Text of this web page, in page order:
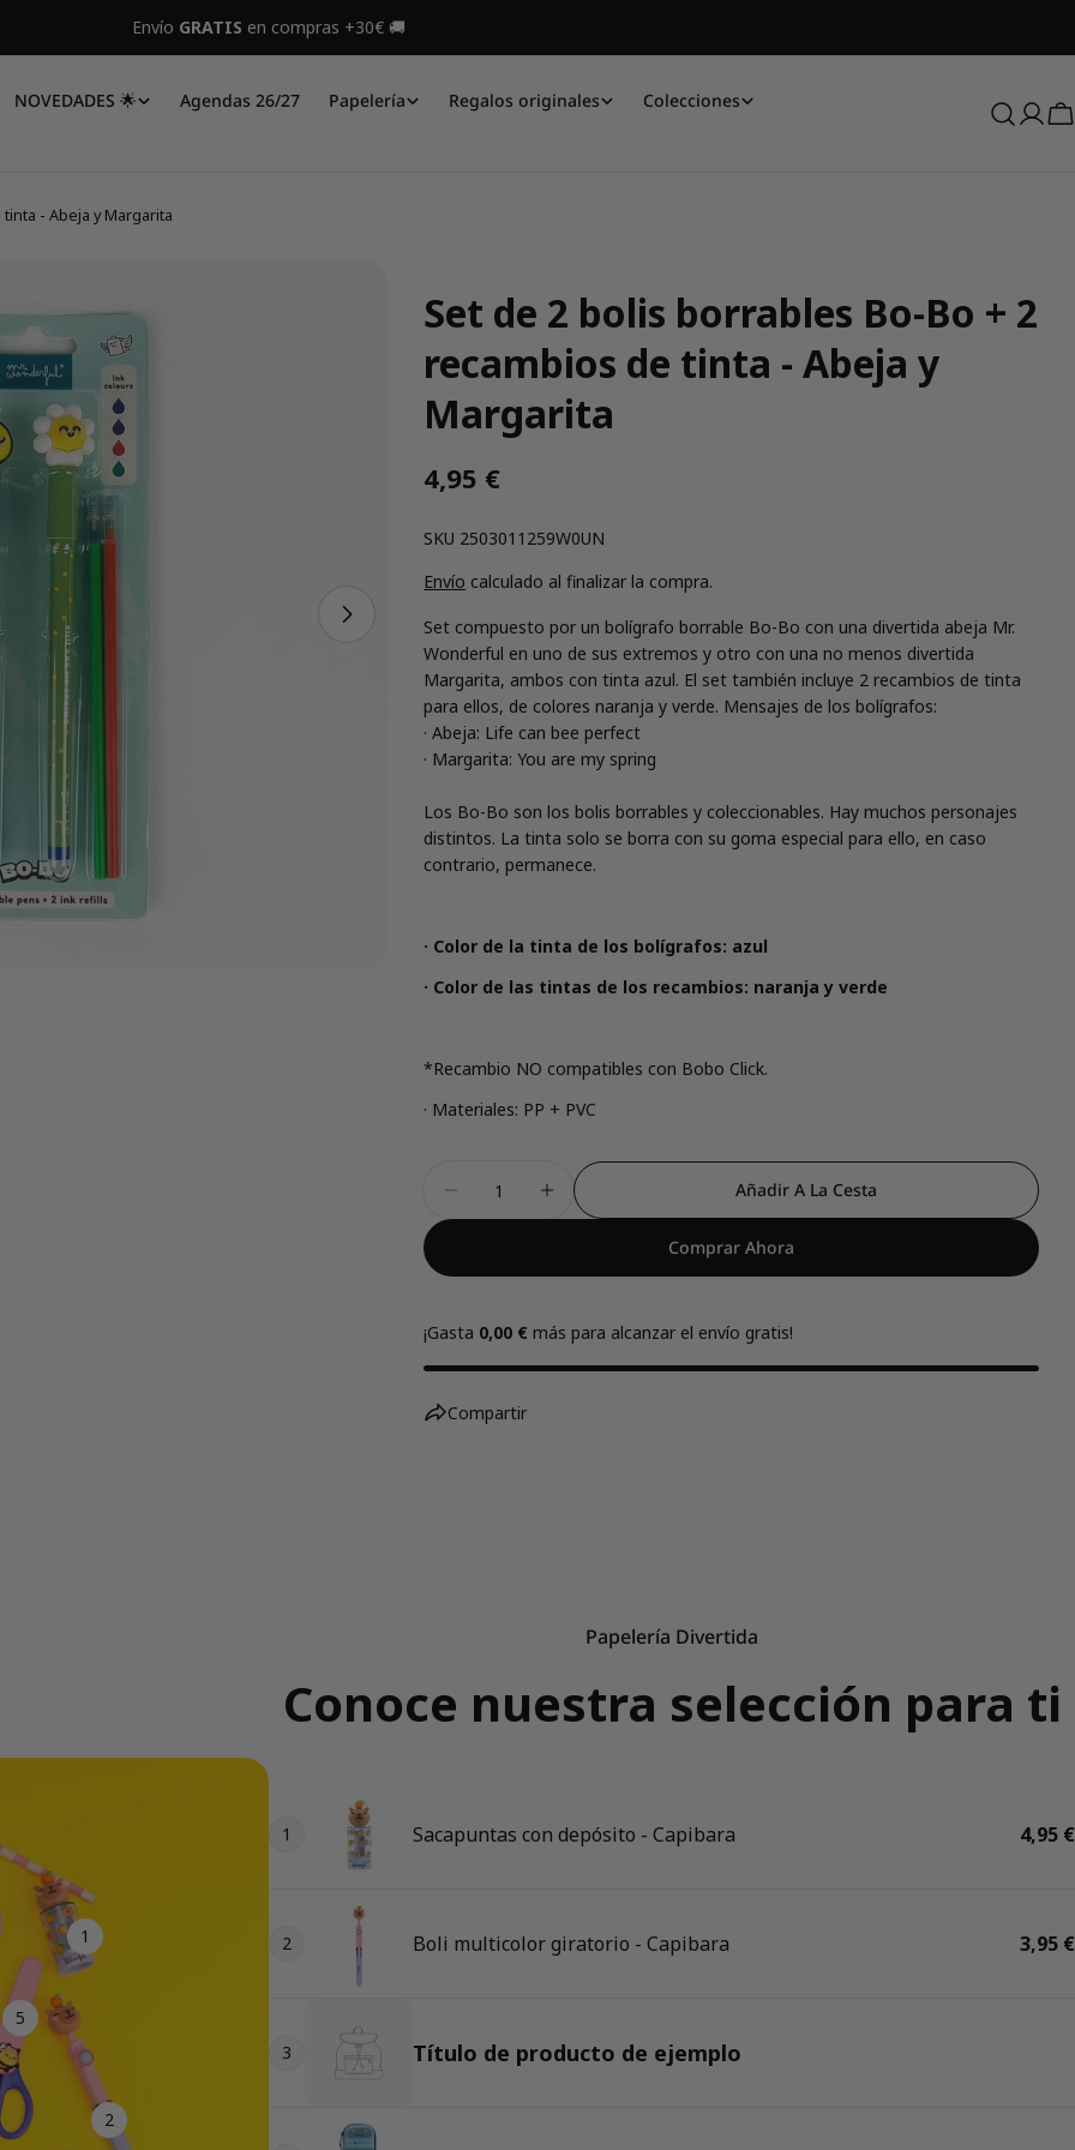
Envío GRATIS en compras +30€ 🚚
NOVEDADES 🌟 Agendas 26/27 Papelería Regalos originales
Colecciones
- Abeja y Margarita
Abrir medios 1 en modal
Set de 2 bolis borrables Bo-Bo + 2
recambios de tinta - Abeja y
Margarita
Precio
4,95 €
SKU SKU:
2503011259W0UN
Envío calculado al finalizar la compra.
Set compuesto por un bolígrafo borrable Bo-Bo con una divertida abeja Mr.
Wonderful en uno de sus extremos y otro con una no menos divertida
Margarita, ambos con tinta azul. El set también incluye 2 recambios de tinta
para ellos, de colores naranja y verde. Mensajes de los bolígrafos:
· Abeja: Life can bee perfect
· Margarita: You are my spring
Los Bo-Bo son los bolis borrables y coleccionables. Hay muchos personajes
distintos. La tinta solo se borra con su goma especial para ello, en caso
contrario, permanece.
· Color de la tinta de los bolígrafos: azul
· Color de las tintas de los recambios: naranja y verde
*Recambio NO compatibles con Bobo Click.
· Materiales: PP + PVC
Disminuir Cantidad Para Set De 2 Bolis Borrables Bo-Bo +
Aumentar Cantidad Para Set De 2 Bolis Borrables
Añadir A La Cesta
Comprar Ahora
¡Gasta 0,00 € más para alcanzar el envío gratis!
Compartir
Comparte este producto
Compartir Copiar
Facebook
X
Pinterest
1
2
5
Papelería Divertida
Conoce nuestra selección para ti
1 Sacapuntas con depósito - Capibara 4,95 €
2 Boli multicolor giratorio - Capibara 3,95 €
3 Título de producto de ejemplo